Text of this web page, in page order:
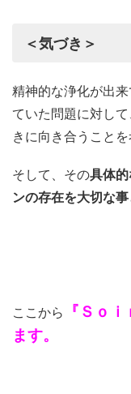
＜気づき＞
精神的な浄化が出
ていた問題に対し
きに向き合うことを
そして、その具体
ンの存在を大切な
ここから
『Ｓｏ
ます。